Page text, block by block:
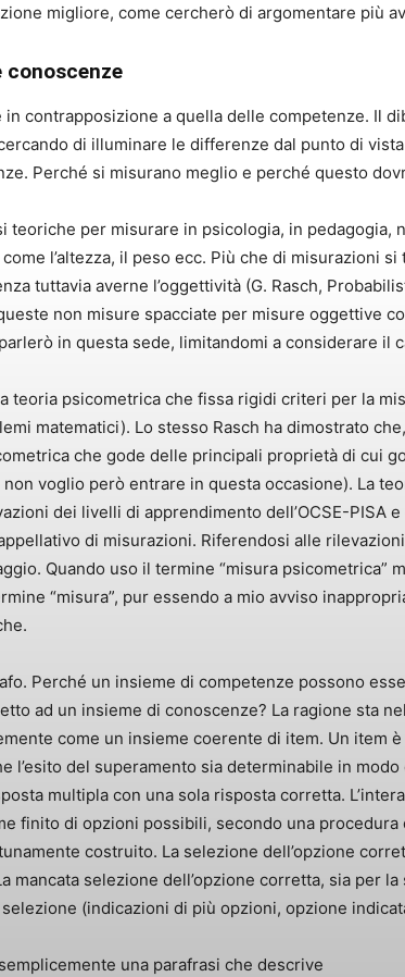
migliore, come cercherò di argomentare più
conoscenze
contrapposizione a quella delle competenze. Il
di illuminare le differenze dal punto di
Perché si misurano meglio e perché questo
per misurare in psicologia, in pedagogia,
l’altezza, il peso ecc. Più che di misurazioni
tuttavia averne l’oggettività (G. Rasch,
non misure spacciate per misure oggettive
in questa sede, limitandomi a considerare il
teoria psicometrica che fissa rigidi criteri per la
matematici). Lo stesso Rasch ha dimostrato
che gode delle principali proprietà di cui
voglio però entrare in questa occasione). La
dei livelli di apprendimento dell’OCSE-PISA
di misurazioni. Riferendosi alle
Quando uso il termine “misura psicometrica”
“misura”, pur essendo a mio avviso
Perché un insieme di competenze possono
ad un insieme di conoscenze? La ragione sta
come un insieme coerente di item. Un item
l’esito del superamento sia determinabile in
multipla con una sola risposta corretta.
finito di opzioni possibili, secondo una
costruito. La selezione dell’opzione
mancata selezione dell’opzione corretta, sia per
(indicazioni di più opzioni, opzione
una parafrasi che descrive